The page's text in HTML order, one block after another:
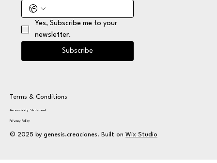
Yes, Subscribe me to your
newsletter.
Subscribe
Terms & Conditions
Privacy Policy
Accessibility Statement
© 2025 by genesis.creaciones. Built on Wix Studio